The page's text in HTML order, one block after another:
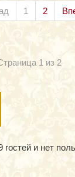
1 2
1 из 2
гостей и нет